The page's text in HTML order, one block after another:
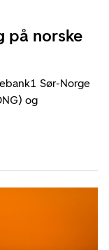
på norske
Sør-Norge
og